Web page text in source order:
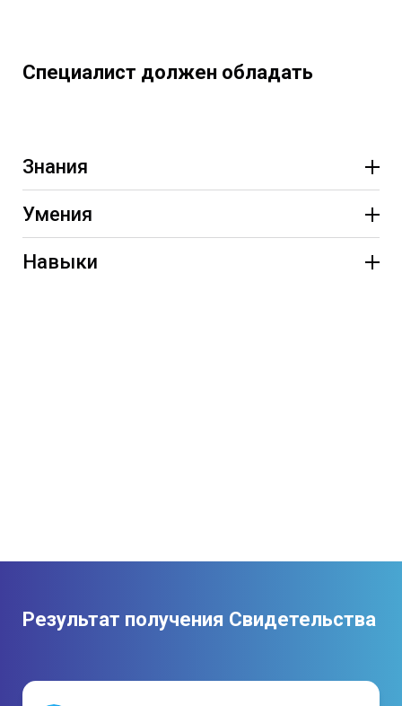
Специалист должен обладать
Знания
Умения
Навыки
Результат получения Свидетельства